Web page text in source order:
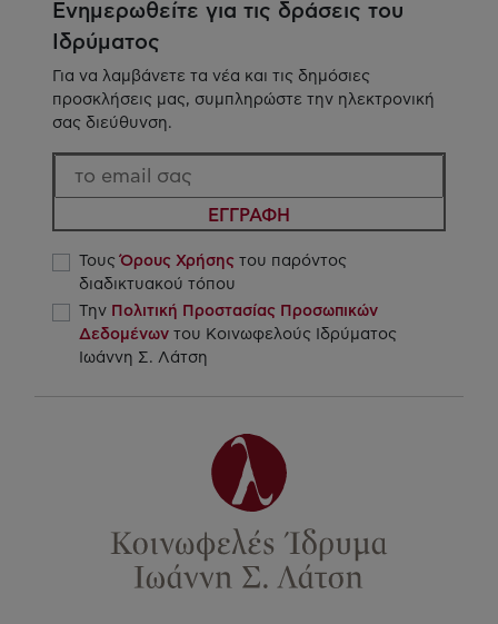
Ενημερωθείτε για τις δράσεις του
Ιδρύματος
Για να λαμβάνετε τα νέα και τις δημόσιες
προσκλήσεις μας, συμπληρώστε την ηλεκτρονική
σας διεύθυνση.
ΕΓΓΡΑΦΗ
ΤουςΌρους Χρήσης του παρόντος
διαδικτυακού τόπου
Την Πολιτική Προστασίας Προσωπικών
Δεδομένων του Κοινωφελούς Ιδρύματος
Ιωάννη Σ. Λάτση